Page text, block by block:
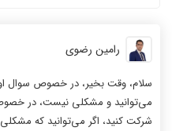
رامین رضوی
سلام، وقت بخیر، در خصوص سوال
می‌توانید و مشکلی نیست، در
شرکت کنید، اگر می‌توانید که